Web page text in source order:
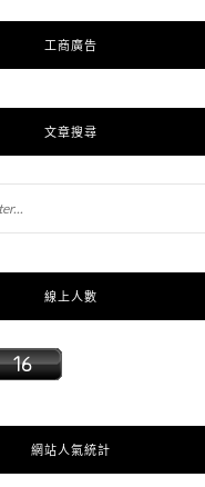
工商廣告
文章搜尋
線上人數
網站人氣統計